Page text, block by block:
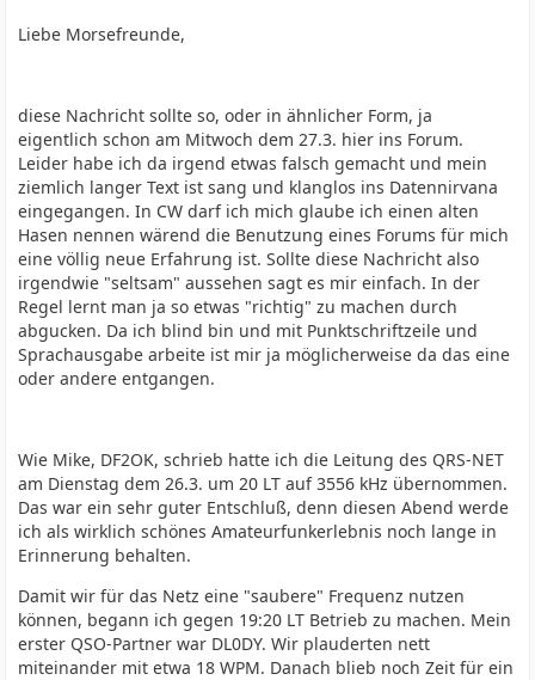
Liebe Morsefreunde,
diese Nachricht sollte so, oder in ähnlicher Form, ja
eigentlich schon am Mitwoch dem 27.3. hier ins Forum.
Leider habe ich da irgend etwas falsch gemacht und mein
ziemlich langer Text ist sang und klanglos ins Datennirvana
eingegangen. In CW darf ich mich glaube ich einen alten
Hasen nennen wärend die Benutzung eines Forums für mich
eine völlig neue Erfahrung ist. Sollte diese Nachricht also
irgendwie "seltsam" aussehen sagt es mir einfach. In der
Regel lernt man ja so etwas "richtig" zu machen durch
abgucken. Da ich blind bin und mit Punktschriftzeile und
Sprachausgabe arbeite ist mir ja möglicherweise da das eine
oder andere entgangen.
Wie Mike, DF2OK, schrieb hatte ich die Leitung des QRS-NET
am Dienstag dem 26.3. um 20 LT auf 3556 kHz übernommen.
Das war ein sehr guter Entschluß, denn diesen Abend werde
ich als wirklich schönes Amateurfunkerlebnis noch lange in
Erinnerung behalten.
Damit wir für das Netz eine "saubere" Frequenz nutzen
können, begann ich gegen 19:20 LT Betrieb zu machen. Mein
erster QSO-Partner war DL0DY. Wir plauderten nett
miteinander mit etwa 18 WPM. Danach blieb noch Zeit für ein